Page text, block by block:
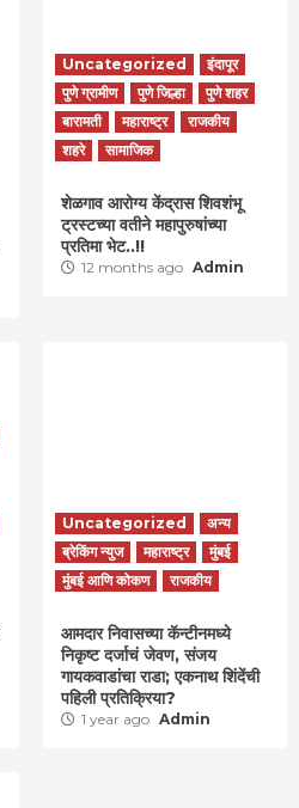
Uncategorized
इंदापूर
पुणे ग्रामीण
पुणे जिल्हा
पुणे शहर
बारामती
महाराष्ट्र
राजकीय
शहरे
सामाजिक
शेळगाव आरोग्य केंद्रास शिवशंभू
ट्रस्टच्या वतीने महापुरुषांच्या
प्रतिमा भेट..!!
12 months ago Admin
Uncategorized
अन्य
ब्रेकिंग न्युज
महाराष्ट्र
मुंबई
मुंबई आणि कोकण
राजकीय
आमदार निवासच्या कॅन्टीनमध्ये
निकृष्ट दर्जाचं जेवण, संजय
गायकवाडांचा राडा; एकनाथ शिंदेंची
पहिली प्रतिक्रिया?
1 year ago Admin